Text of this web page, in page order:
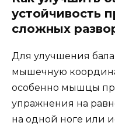
устойчивость
сложных
Для улучшения
мышечную
особенно мышцы
упражнения на
на одной ноге или